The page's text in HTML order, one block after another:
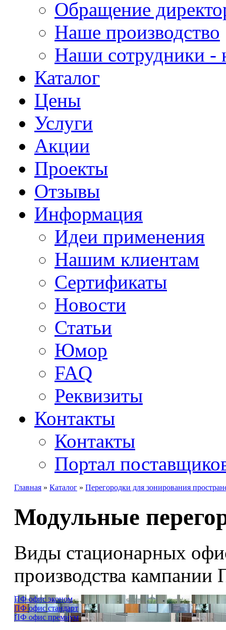
Обращение
Наше производство
Наши сотрудники -
Каталог
Цены
Услуги
Акции
Проекты
Отзывы
Информация
Идеи применения
Нашим клиентам
Сертификаты
Новости
Статьи
Юмор
FAQ
Реквизиты
Контакты
Контакты
Портал
Главная » Каталог » Перегородки для зонирования
Модульные
Виды стационарных
производства
ПФ офис эконом
ПФ офис стандарт
ПФ офис премиум